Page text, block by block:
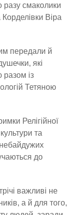
разу смаколики
Віра
передали й
які
разом із
Тетяною
Релігійної
та
небайдужих
до
важливі не
а й для того,